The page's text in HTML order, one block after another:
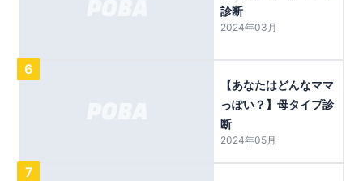
診断
2024年03月
6
【あなたはどんなママ
っぽい？】母タイプ診
断
2024年05月
7